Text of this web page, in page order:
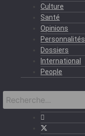
Culture
Santé
Opinions
Personnalités
Dossiers
International
People